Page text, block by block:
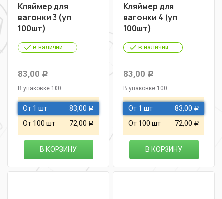
Кляймер для
вагонки 3 (уп
100шт)
в наличии
83,00 Р
В упаковке 100
От 1 шт 83,00 Р
От 100 шт 72,00 Р
В КОРЗИНУ
Кляймер для
вагонки 4 (уп
100шт)
в наличии
83,00 Р
В упаковке 100
От 1 шт 83,00 Р
От 100 шт 72,00 Р
В КОРЗИНУ